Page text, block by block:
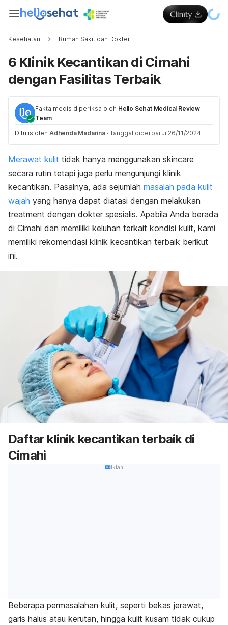
Kesehatan Rumah Sakit dan Dokter
6 Klinik Kecantikan di Cimahi
dengan Fasilitas Terbaik
Fakta medis diperiksa oleh Hello Sehat Medical Review
Team
Ditulis oleh Adhenda Madarina · Tanggal diperbarui 26/11/2024
Merawat kulit tidak hanya menggunakan skincare
secara rutin tetapi juga perlu mengunjungi klinik
kecantikan. Pasalnya, ada sejumlah masalah pada kulit
wajah yang hanya dapat diatasi dengan melakukan
treatment dengan dokter spesialis. Apabila Anda berada
di Cimahi dan memiliki keluhan terkait kondisi kulit, kami
memiliki rekomendasi klinik kecantikan terbaik berikut
ini.
Daftar klinik kecantikan terbaik di
Cimahi
Iklan
Beberapa permasalahan kulit, seperti bekas jerawat,
garis halus atau kerutan, hingga kulit kusam tidak cukup